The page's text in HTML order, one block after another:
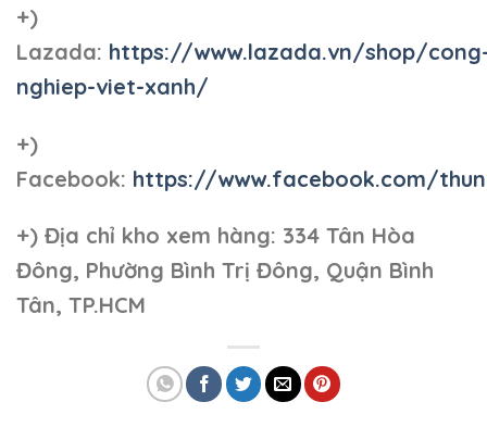
+)
Lazada: https://www.lazada.vn/shop/
nghiep-viet-xanh/
+)
Facebook: https://www.facebook.com/
+) Địa chỉ kho xem hàng: 334 Tân Hòa
Đông, Phường Bình Trị Đông, Quận Bình
Tân, TP.HCM